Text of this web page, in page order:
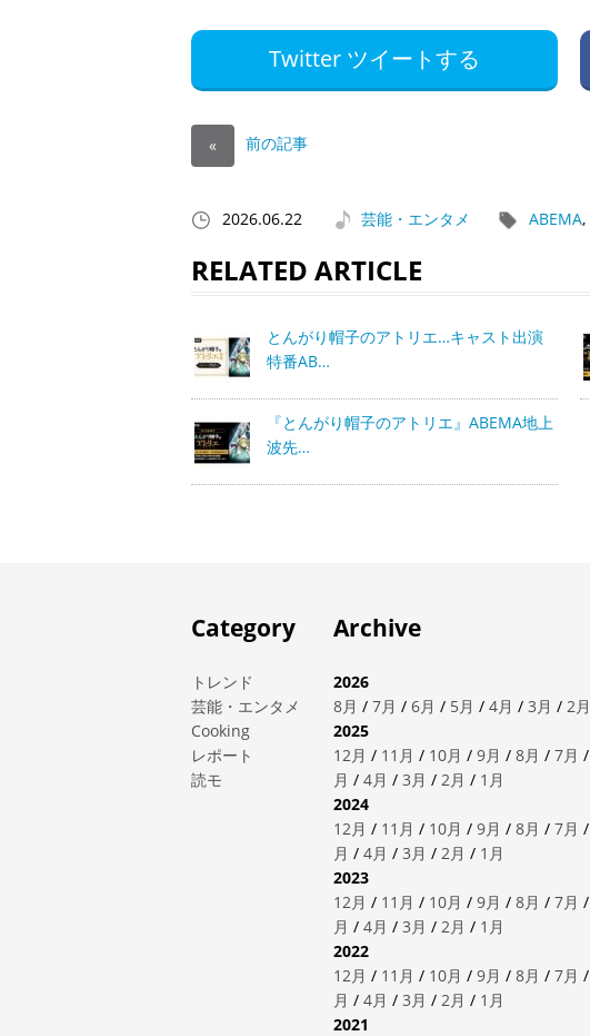
Twitter ツイートする
« 前の記事
2026.06.22 芸能・エンタメ ABEMA,
RELATED ARTICLE
とんがり帽子のアトリエ…キャスト出演
特番AB…
『とんがり帽子のアトリエ』ABEMA地上
波先…
Category
トレンド
芸能・エンタメ
Cooking
レポート
読モ
Archive
2026
8月 / 7月 / 6月 / 5月 / 4月 / 3月 / 2月
2025
12月 / 11月 / 10月 / 9月 / 8月 / 7月 /
月 / 4月 / 3月 / 2月 / 1月
2024
12月 / 11月 / 10月 / 9月 / 8月 / 7月 /
月 / 4月 / 3月 / 2月 / 1月
2023
12月 / 11月 / 10月 / 9月 / 8月 / 7月 /
月 / 4月 / 3月 / 2月 / 1月
2022
12月 / 11月 / 10月 / 9月 / 8月 / 7月 /
月 / 4月 / 3月 / 2月 / 1月
2021